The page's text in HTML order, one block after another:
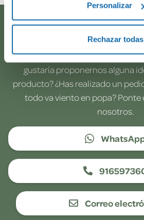
Personalizar
Rechazar todas
¿Te
¿Necesitas que te ayudemos a
gustaría proponernos alguna
producto? ¿Has realizado un
todo va viento en popa?
nosotros.
Correo